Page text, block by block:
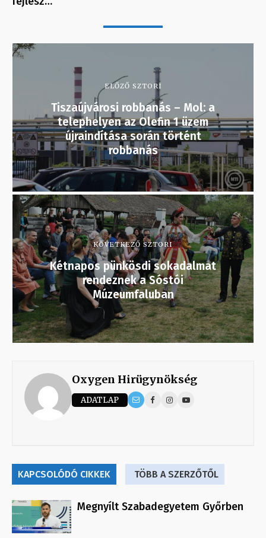
ELŐZŐ SZTORI
Tiszaújvárosi robbanás – Mol: a
telephelyen az Olefin 1 üzem
újraindítása során történt
robbanás
KÖVETKEZŐ SZTORI
Kétnapos pünkösdi sokadalmat
rendeznek a Sóstói
Múzeumfaluban
Oxygen Hirügynökség
ADATLAP
KAPCSOLÓDÓ CIKKEK TÖBB A SZERZŐTŐL
Megnyílt Szabadegyetem Győrben